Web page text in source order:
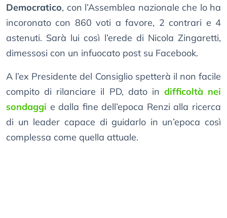
Democratico, con l’Assemblea nazionale che lo ha
incoronato con 860 voti a favore, 2 contrari e 4
astenuti. Sarà lui così l’erede di Nicola Zingaretti,
dimessosi con un infuocato post su Facebook.
A l’ex Presidente del Consiglio spetterà il non facile
compito di rilanciare il PD, dato in difficoltà nei
sondaggi e dalla fine dell’epoca Renzi alla ricerca
di un leader capace di guidarlo in un’epoca così
complessa come quella attuale.